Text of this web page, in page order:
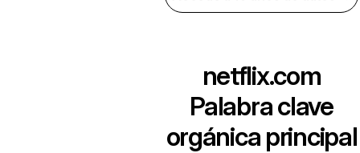
netflix.com
Palabra clave
orgánica principal